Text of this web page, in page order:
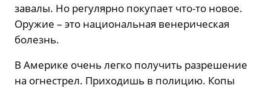
завалы. Но регулярно покупает что-то новое.
Оружие – это национальная венерическая
болезнь.
В Америке очень легко получить разрешение
на огнестрел. Приходишь в полицию. Копы